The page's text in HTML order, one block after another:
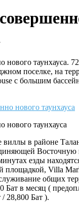
нового таунхауса.
поселке, на
c большим
нового таунхауса
в районе
езды
площадкой, Villa
общих
Бат в месяц (
28,800 Бат ).